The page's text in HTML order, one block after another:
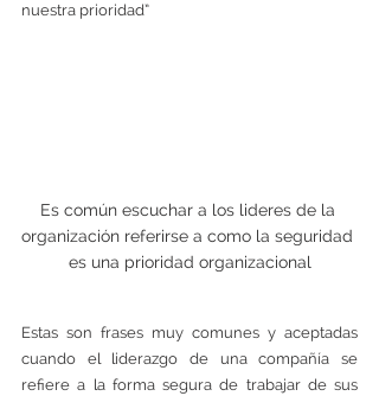
nuestra prioridad”
Es común escuchar a los lideres de la
organización referirse a como la seguridad
es una prioridad organizacional
Estas son frases muy comunes y aceptadas
cuando el liderazgo de una compañía se
refiere a la forma segura de trabajar de sus